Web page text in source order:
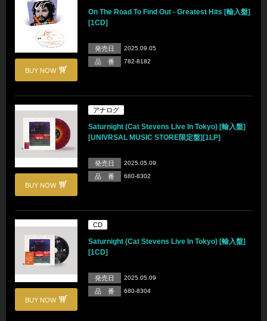
BUY NOW
On The Road To Find Out - Greatest Hits [輸入盤]
[1CD]
発売日 2025.09.05
品 番 782-8182
BUY NOW
アナログ
Saturnight (Cat Stevens Live In Tokyo) [輸入盤]
[UNIVRSAL MUSIC STORE限定盤][1LP]
発売日 2025.05.09
品 番 680-8302
BUY NOW
CD
Saturnight (Cat Stevens Live In Tokyo) [輸入盤]
[1CD]
発売日 2025.05.09
品 番 680-8304